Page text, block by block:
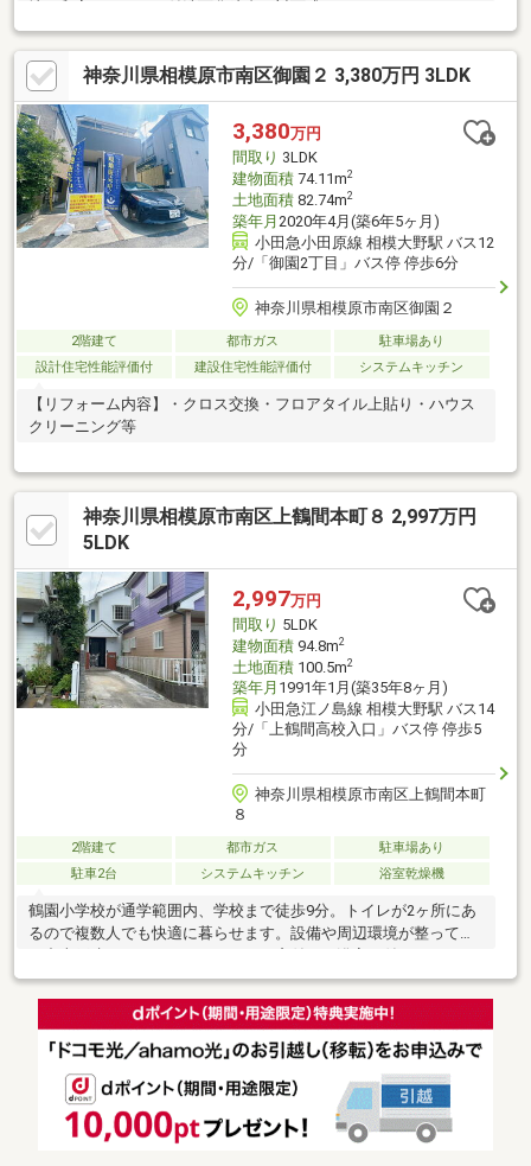
所、浴室１坪以上、２階建、南面バルコニー、複層ガラス、温水
洗浄便座、ロフト、ＴＶ付浴室、床下収納、浴室に窓、ＴＶモニ
タ付インターホン、通風良好、平坦地、周辺交通量少なめ、浄水
器
神奈川県相模原市南区御園２ 3,380万円 3LDK
3,380万円
間取り 3LDK
建物面積74.11m2
土地面積82.74m2
築年月 2020年4月(築6年5ヶ月)
小田急小田原線 相模大野駅 バス12
分/「御園2丁目」バス停 停歩6分
神奈川県相模原市南区御園２
2階建て 都市ガス
駐車場あり
設計住宅性能評価付
建設住宅性能評価付 システムキッチン
【リフォーム内容】・クロス交換・フロアタイル上貼り・ハウス
クリーニング等
神奈川県相模原市南区上鶴間本町８ 2,997万円
5LDK
2,997万円
間取り 5LDK
建物面積94.8m2
土地面積100.5m2
築年月 1991年1月(築35年8ヶ月)
小田急江ノ島線 相模大野駅 バス14
分/「上鶴間高校入口」バス停 停歩5
分
神奈川県相模原市南区上鶴間本町
８
2階建て 都市ガス
駐車場あり
駐車2台
システムキッチン 浴室乾燥機
鶴園小学校が通学範囲内、学校まで徒歩9分。トイレが2ヶ所にあ
るので複数人でも快適に暮らせます。設備や周辺環境が整ってい
衛生面の心配も要りません。TVインターホン付きなので、女性の
方も安心です。物件の向きは南向きです。システムキッチン付き
の物件です。